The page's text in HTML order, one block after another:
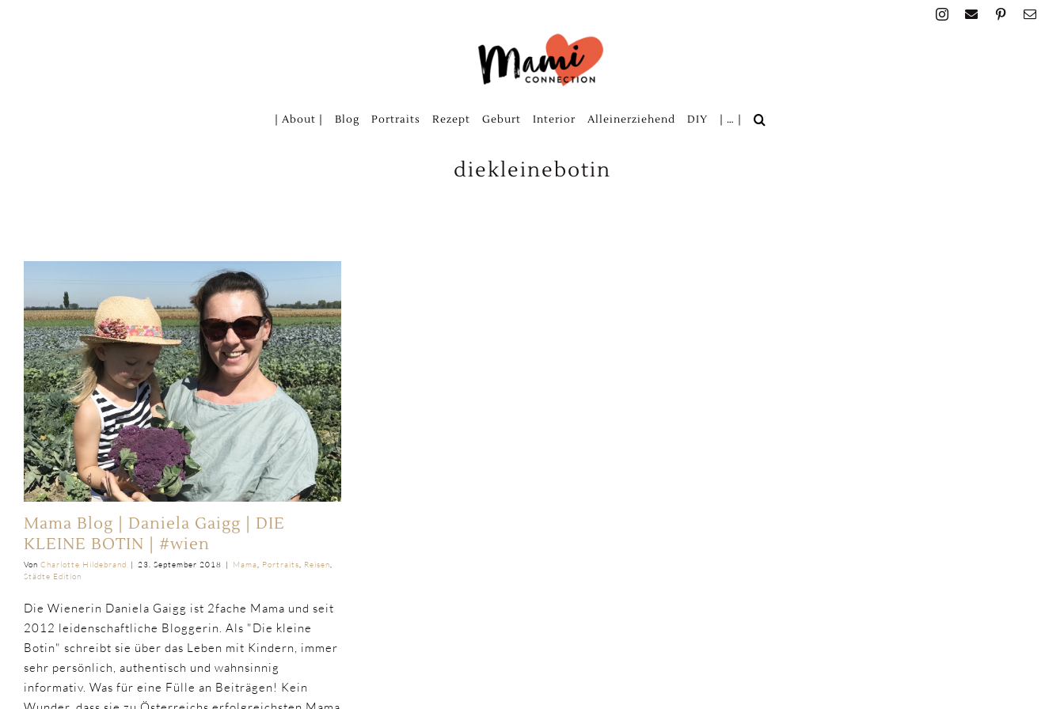
| About | Blog Portraits Rezept Geburt Interior Alleinerziehend DIY | … |
diekleinebotin
Mama Blog | Daniela Gaigg | DIE
KLEINE BOTIN | #wien
Von Charlotte Hildebrand | 23. September 2018 | Mama, Portraits, Reisen,
Städte Edition
Die Wienerin Daniela Gaigg ist 2fache Mama und seit
2012 leidenschaftliche Bloggerin. Als "Die kleine
Botin" schreibt sie über das Leben mit Kindern, immer
sehr persönlich, authentisch und wahnsinnig
informativ. Was für eine Fülle an Beiträgen! Kein